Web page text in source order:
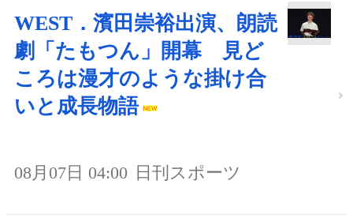
WEST．濱田崇裕出演、朗読
劇「たもつん」開幕 見ど
ころは漫才のような掛け合
いと成長物語
08月07日 04:00 日刊スポーツ